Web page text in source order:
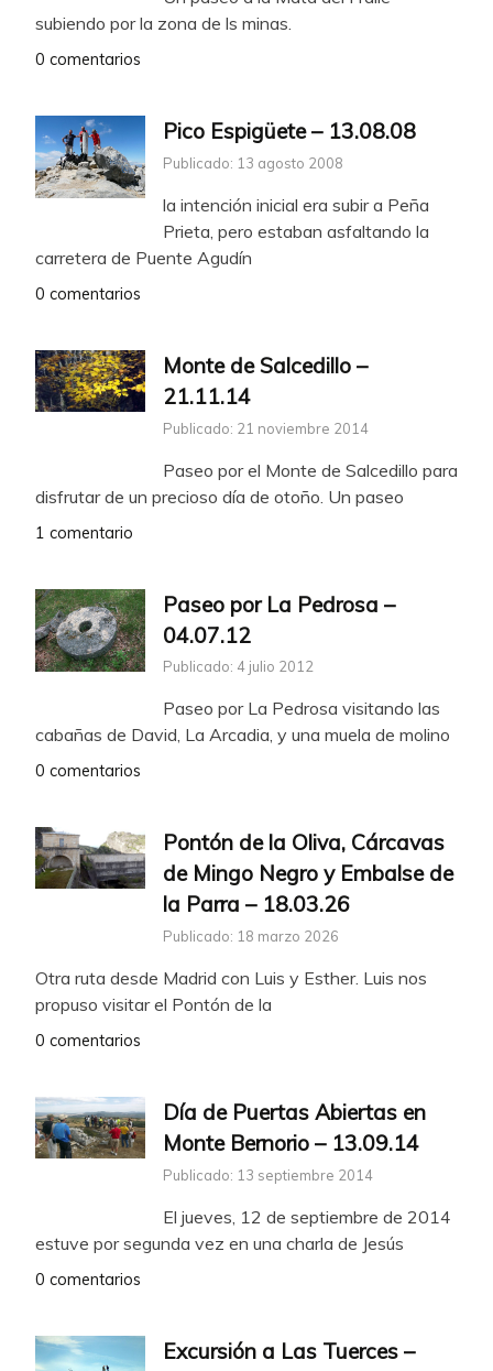
subiendo por la zona de ls minas.
0 comentarios
Pico Espigüete – 13.08.08
Publicado: 13 agosto 2008
la intención inicial era subir a Peña
Prieta, pero estaban asfaltando la
carretera de Puente Agudín
0 comentarios
Monte de Salcedillo –
21.11.14
Publicado: 21 noviembre 2014
Paseo por el Monte de Salcedillo para
disfrutar de un precioso día de otoño. Un paseo
1 comentario
Paseo por La Pedrosa –
04.07.12
Publicado: 4 julio 2012
Paseo por La Pedrosa visitando las
cabañas de David, La Arcadia, y una muela de molino
0 comentarios
Pontón de la Oliva, Cárcavas
de Mingo Negro y Embalse de
la Parra – 18.03.26
Publicado: 18 marzo 2026
Otra ruta desde Madrid con Luis y Esther. Luis nos
propuso visitar el Pontón de la
0 comentarios
Día de Puertas Abiertas en
Monte Bernorio – 13.09.14
Publicado: 13 septiembre 2014
El jueves, 12 de septiembre de 2014
estuve por segunda vez en una charla de Jesús
0 comentarios
Excursión a Las Tuerces –